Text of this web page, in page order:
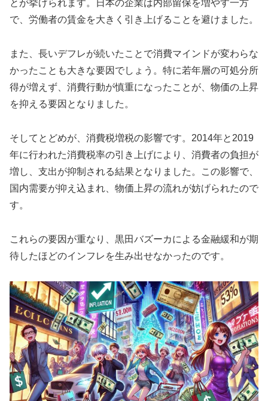
とが挙げられます。日本の企業は内部留保を増やす一方
で、労働者の賃金を大きく引き上げることを避けました。
また、長いデフレが続いたことで消費マインドが変わらな
かったことも大きな要因でしょう。特に若年層の可処分所
得が増えず、消費行動が慎重になったことが、物価の上昇
を抑える要因となりました。
そしてとどめが、消費税増税の影響です。2014年と2019
年に行われた消費税率の引き上げにより、消費者の負担が
増し、支出が抑制される結果となりました。この影響で、
国内需要が抑え込まれ、物価上昇の流れが妨げられたので
す。
これらの要因が重なり、黒田バズーカによる金融緩和が期
待したほどのインフレを生み出せなかったのです。